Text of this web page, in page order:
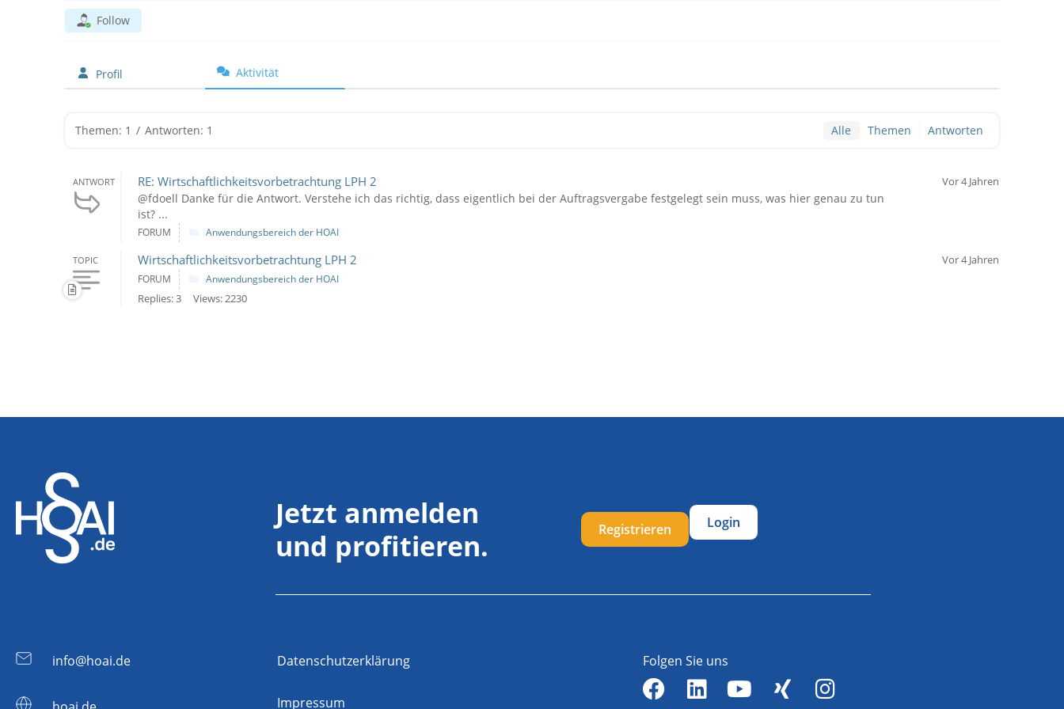
Follow
Profil Aktivität
Themen: 1 / Antworten: 1 Alle Themen Antworten
ANTWORT RE: Wirtschaftlichkeitsvorbetrachtung LPH 2
@fdoell Danke für die Antwort. Verstehe ich das richtig, dass eigentlich bei der Auftragsvergabe festgelegt sein muss, was hier genau zu tun
ist? ...
Vor 4 Jahren
FORUM Anwendungsbereich der HOAI
TOPIC Wirtschaftlichkeitsvorbetrachtung LPH 2 Vor 4 Jahren
FORUM Anwendungsbereich der HOAI
Replies: 3 Views: 2230
Jetzt anmelden
und profitieren.
Registrieren Login
info@hoai.de Datenschutzerklärung
Impressum
Folgen Sie uns